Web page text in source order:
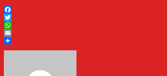
Facebook
Twitter
WhatsApp
Email